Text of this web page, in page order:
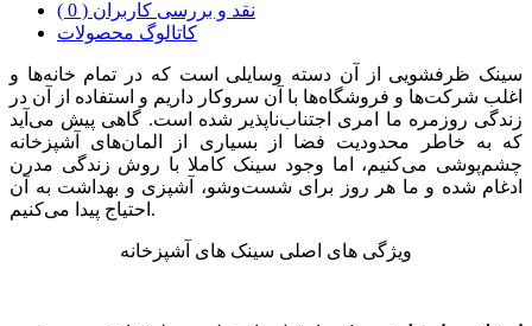
نقد و بررسی کاربران ( 0 )
کاتالوگ محصولات
سینک ظرفشویی از آن دسته وسایلی است که در تمام خانه‌ها و
اغلب شرکت‌ها و فروشگاه‌ها با آن سروکار داریم و استفاده از آن در
زندگی روزمره ما امری اجتناب‌ناپذیر شده است. گاهی پیش می‌آید
که به خاطر محدودیت فضا از بسیاری از المان‌های آشپزخانه
چشم‌پوشی می‌کنیم، اما وجود سینک کاملا با روش زندگی مدرن
ادغام شده و ما هر روز برای شست‌وشو، آشپزی و بهداشت به آن
احتیاج پیدا می‌کنیم.
ویژگی های اصلی سینک های آشپزخانه